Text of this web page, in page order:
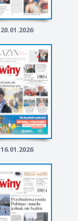
20.01.2026
16.01.2026